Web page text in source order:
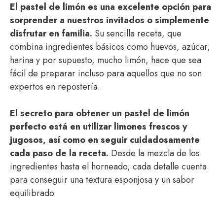
El pastel de limón es una excelente opción para
sorprender a nuestros invitados o simplemente
disfrutar en familia. Su sencilla receta, que
combina ingredientes básicos como huevos, azúcar,
harina y por supuesto, mucho limón, hace que sea
fácil de preparar incluso para aquellos que no son
expertos en repostería.
El secreto para obtener un pastel de limón
perfecto está en utilizar limones frescos y
jugosos, así como en seguir cuidadosamente
cada paso de la receta. Desde la mezcla de los
ingredientes hasta el horneado, cada detalle cuenta
para conseguir una textura esponjosa y un sabor
equilibrado.